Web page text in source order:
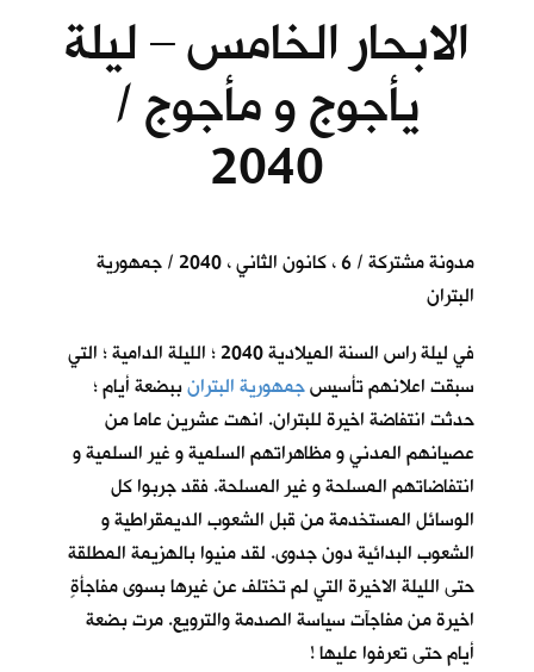
الابحار الخامس – ليلة
يأجوج و مأجوج /
2040
مدونة مشتركة / 6 ، كانون الثاني ، 2040 / جمهورية
البتران
في ليلة راس السنة الميلادية 2040 ؛ الليلة الدامية ؛ التي
سبقت اعلانهم تأسيسجمهورية البترانببضعة أيام ؛
حدثت انتفاضة اخيرة للبتران. انهت عشرين عاما من
عصيانهم المدني و مظاهراتهم السلمية و غير السلمية و
انتفاضاتهم المسلحة و غير المسلحة. فقد جربوا كل
الوسائل المستخدمة من قبل الشعوب الديمقراطية و
الشعوب البدائية دون جدوى. لقد منيوا بالهزيمة المطلقة
حتى الليلة الاخيرة التي لم تختلف عن غيرها بسوى مفاجأةٍ
اخيرة من مفاجآت سياسة الصدمة والترويع. مرت بضعة
أيام حتى تعرفوا عليها !